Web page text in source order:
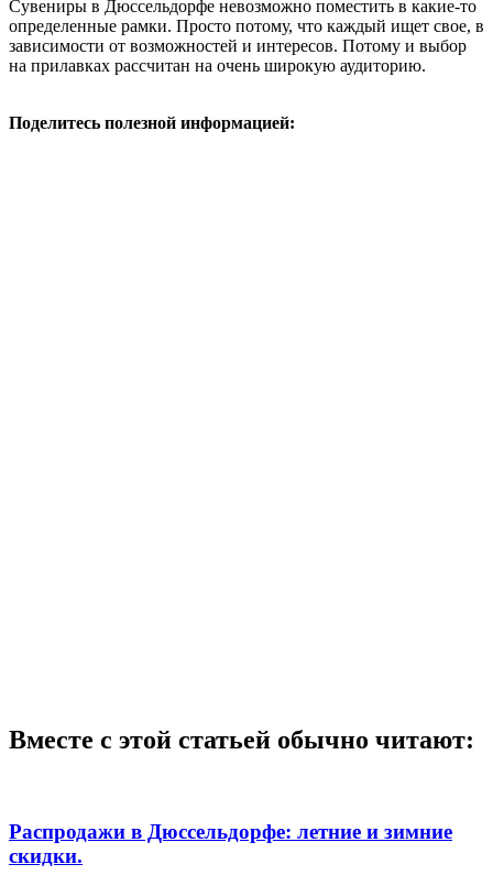
Сувениры в Дюссельдорфе невозможно поместить в какие-то
определенные рамки. Просто потому, что каждый ищет свое, в
зависимости от возможностей и интересов. Потому и выбор
на прилавках рассчитан на очень широкую аудиторию.
Поделитесь полезной информацией:
Вместе с этой статьей обычно читают:
Распродажи в Дюссельдорфе: летние и зимние
скидки.